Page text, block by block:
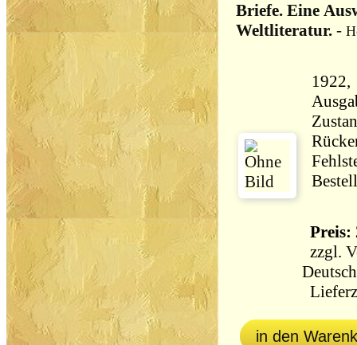
Briefe. Eine
Weltliteratur. -
1922,
Preis:
zzgl.
in den